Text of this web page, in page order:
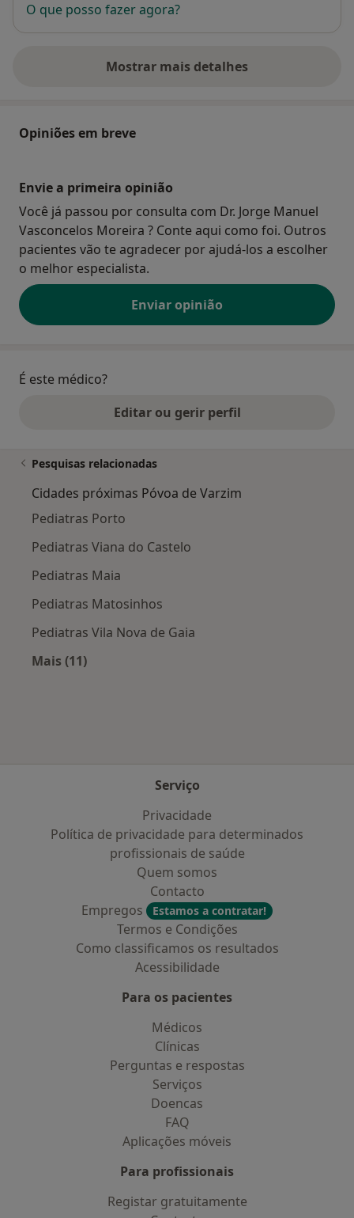
O que posso fazer agora?
Mostrar mais detalhes
sobre o endereço
Opiniões em breve
Envie a primeira opinião
Você já passou por consulta com Dr. Jorge Manuel
Vasconcelos Moreira ? Conte aqui como foi. Outros
pacientes vão te agradecer por ajudá-los a escolher
o melhor especialista.
Enviar opinião
É este médico?
Editar ou gerir perfil
Pesquisas relacionadas
Cidades próximas Póvoa de Varzim
Pediatras Porto
Pediatras Viana do Castelo
Pediatras Maia
Pediatras Matosinhos
Pediatras Vila Nova de Gaia
Mais (11)
Serviço
Privacidade
Política de privacidade para determinados
profissionais de saúde
Quem somos
Contacto
Empregos
Estamos a contratar!
Termos e Condições
Como classificamos os resultados
Acessibilidade
Para os pacientes
Médicos
Clínicas
Perguntas e respostas
Serviços
Doencas
FAQ
Aplicações móveis
Para profissionais
Registar gratuitamente